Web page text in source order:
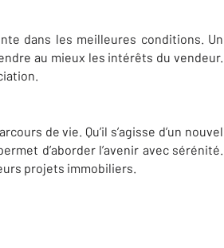
dans les meilleures conditions. Un
au mieux les intérêts du vendeur.
de vie. Qu’il s’agisse d’un nouvel
d’aborder l’avenir avec sérénité.
projets immobiliers.